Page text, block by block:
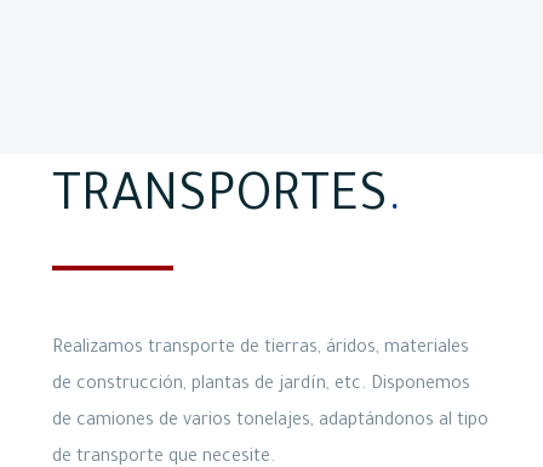
TRANSPORTES.
Realizamos transporte de tierras, áridos, materiales
de construcción, plantas de jardín, etc. Disponemos
de camiones de varios tonelajes, adaptándonos al tipo
de transporte que necesite.